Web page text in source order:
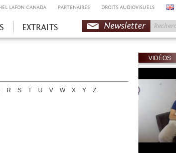
LAFON CANADA PARTENAIRES DROITS AUDIOVISUELS
EXTRAITS Newsletter
R S T U V W X Y
Z
VIDÉOS